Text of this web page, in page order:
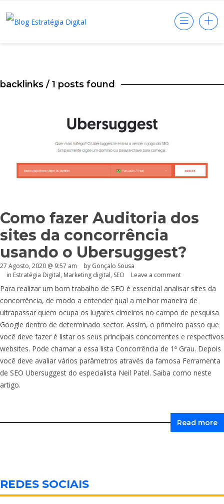
backlinks / 1 posts found
Como fazer Auditoria dos
sites da concorrência
usando o Ubersuggest?
27 Agosto, 2020 @ 9:57 am by Gonçalo Sousa
in Estratégia Digital, Marketing digital, SEO Leave a comment
Para realizar um bom trabalho de SEO é essencial analisar sites da
concorrência, de modo a entender qual a melhor maneira de
ultrapassar quem ocupa os lugares cimeiros no campo de pesquisa
Google dentro de determinado sector. Assim, o primeiro passo que
você deve fazer é listar os seus principais concorrentes e respectivos
websites. Pode chamar a essa lista Concorrência de 1º Grau. Depois
você deve avaliar vários parâmetros através da famosa Ferramenta
de SEO Ubersuggest do especialista Neil Patel. Saiba como neste
artigo.
Read more
REDES SOCIAIS